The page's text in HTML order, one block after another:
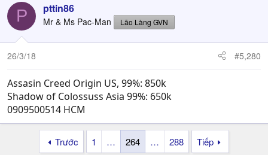
P pttin86
Mr & Ms Pac-Man Lão Làng GVN
26/3/18 #5,280
Assasin Creed Origin US, 99%: 850k
Shadow of Colossuss Asia 99%: 650k
0909500514 HCM
Trước 1 … 264 … 288 Tiếp